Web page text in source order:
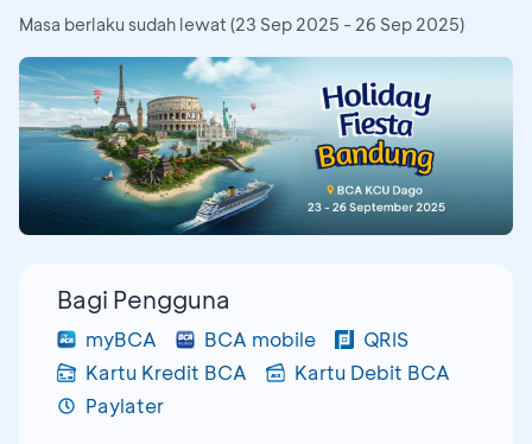
Masa berlaku sudah lewat (23 Sep 2025 - 26 Sep 2025)
Bagi Pengguna
myBCA BCA mobile
QRIS
Kartu Kredit BCA
Kartu Debit BCA
Paylater